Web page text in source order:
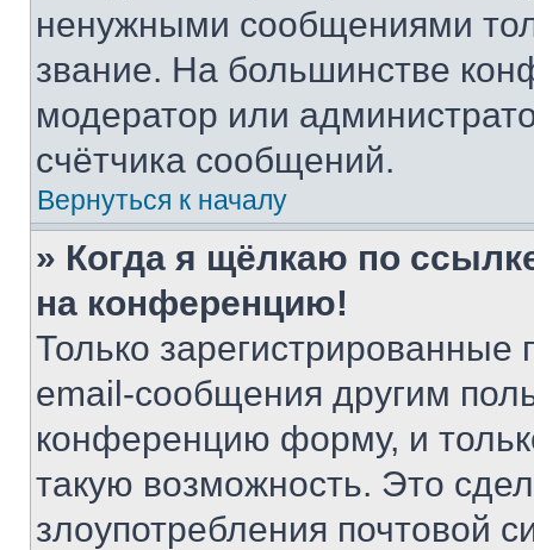
ненужными сообщениями
звание. На большинстве
модератор или
счётчика сообщений.
Вернуться к началу
» Когда я щёлкаю по
на конференцию!
Только зарегистрированные
email-сообщения другим
конференцию форму, и
такую возможность. Это
злоупотребления почтовой